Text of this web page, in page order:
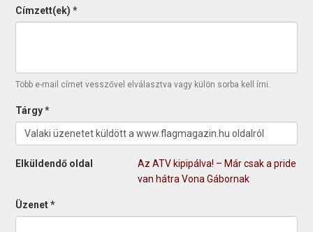
Címzett(ek)*
Több e-mail címet vesszővel elválasztva vagy külön sorba kell írni.
Tárgy*
Elküldendő oldal
Az ATV kipipálva! – Már csak a pride
van hátra Vona Gábornak
Üzenet*